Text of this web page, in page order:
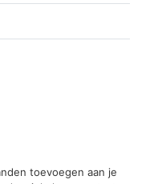
toevoegen aan je